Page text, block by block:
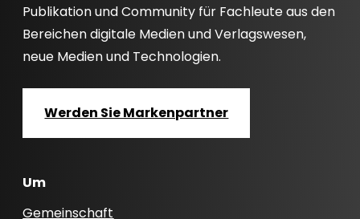
Publikation und Community für Fachleute aus den
Bereichen digitale Medien und Verlagswesen,
neue Medien und Technologien.
Werden Sie Markenpartner
Um
Gemeinschaft